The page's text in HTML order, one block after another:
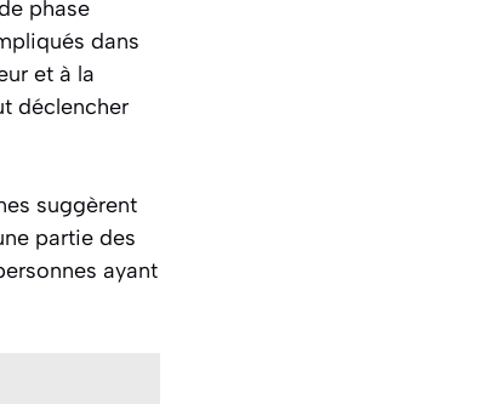
phase
dans
et à la
déclencher
suggèrent
partie des
ayant